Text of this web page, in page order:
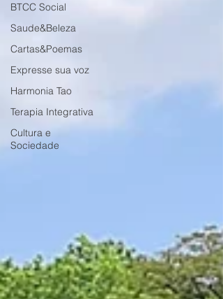
BTCC Social
Saude&Beleza
Cartas&Poemas
Expresse sua voz
Harmonia Tao
Terapia Integrativa
Cultura e
Sociedade